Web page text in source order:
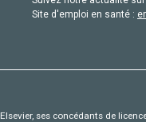
Site d'emploi en santé :
ses concédants de